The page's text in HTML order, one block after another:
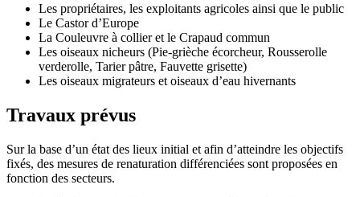
Les propriétaires, les exploitants agricoles ainsi que le public
Le Castor d’Europe
La Couleuvre à collier et le Crapaud commun
Les oiseaux nicheurs (Pie-grièche écorcheur, Rousserolle
verderolle, Tarier pâtre, Fauvette grisette)
Les oiseaux migrateurs et oiseaux d’eau hivernants
Travaux prévus
Sur la base d’un état des lieux initial et afin d’atteindre les objectifs
fixés, des mesures de renaturation différenciées sont proposées en
fonction des secteurs.